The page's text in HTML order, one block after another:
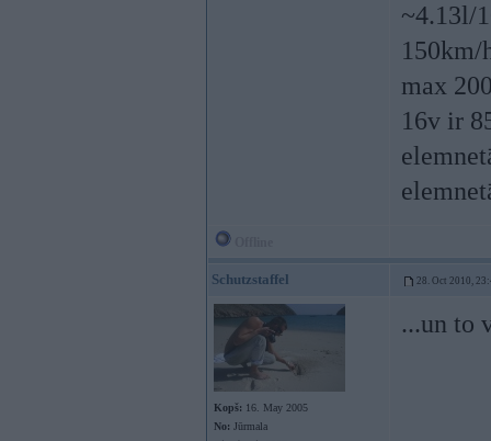
~4.13l/
150km/
max
16v ir
Schutzstaffel 28. Oct 2010,
Kopš: 16. May 2005
No: Jūrmala
...un to